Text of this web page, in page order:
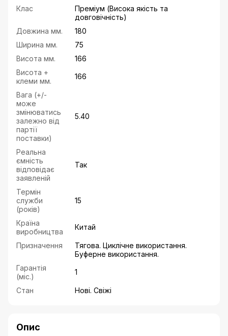
Клас
Преміум (Висока якість та
довговічність)
Довжина мм.
180
Ширина мм.
75
Висота мм.
166
Висота +
клеми мм.
166
Вага (+/-
може
змінюватись
залежно від
партії
поставки)
5.40
Реальна
ємність
відповідає
заявленій
Так
Термін
служби
(років)
15
Країна
виробництва
Китай
Призначення
Тягова. Циклічне використання.
Буферне використання.
Гарантія
(міс.)
1
Стан Нові. Свіжі
Опис